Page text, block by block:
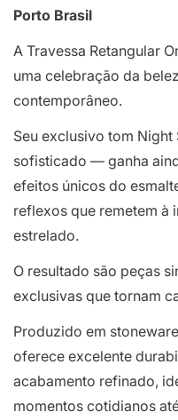
Porto Brasil
A Travessa Retangular
uma celebração da
contemporâneo.
Seu exclusivo tom
sofisticado — ganha
efeitos únicos do
reflexos que remetem à
estrelado.
O resultado são peças
exclusivas que tornam
Produzido em
oferece excelente
acabamento refinado,
momentos cotidianos